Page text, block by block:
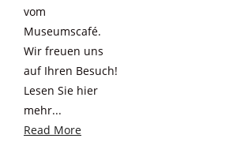
vom
Museumscafé.
Wir freuen uns
auf Ihren Besuch!
Lesen Sie hier
mehr...
Read More